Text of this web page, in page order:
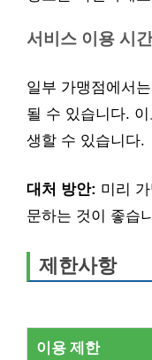
서비스 이용 시
일부 가맹점에서
될 수 있습니다.
생할 수 있습니다.
대처 방안: 미리
문하는 것이 좋습
제한사항
이용 제한